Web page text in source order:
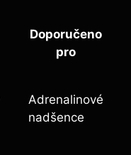
Doporučeno
pro
Adrenalinové
nadšence